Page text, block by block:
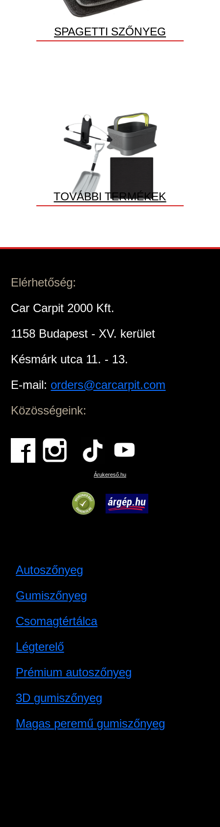
SPAGETTI SZŐNYEG
TOVÁBBI TERMÉKEK
Elérhetőség:
Car Carpit 2000 Kft.
1158 Budapest - XV. kerület
Késmárk utca 11. - 13.
E-mail: orders@carcarpit.com
Közösségeink:
Árukereső.hu
Autoszőnyeg
Gumiszőnyeg
Csomagtértálca
Légterelő
Prémium autoszőnyeg
3D gumiszőnyeg
Magas peremű gumiszőnyeg